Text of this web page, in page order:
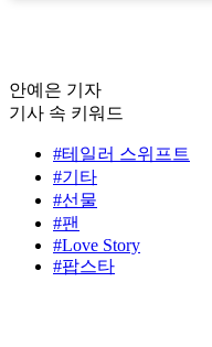
안예은 기자
기사 속 키워드
#테일러 스위프트
#기타
#선물
#팬
#Love Story
#팝스타